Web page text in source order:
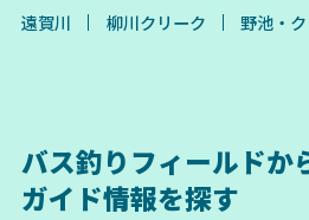
遠賀川 柳川クリーク 野池・
バス釣りフィールドか
ガイド情報を探す